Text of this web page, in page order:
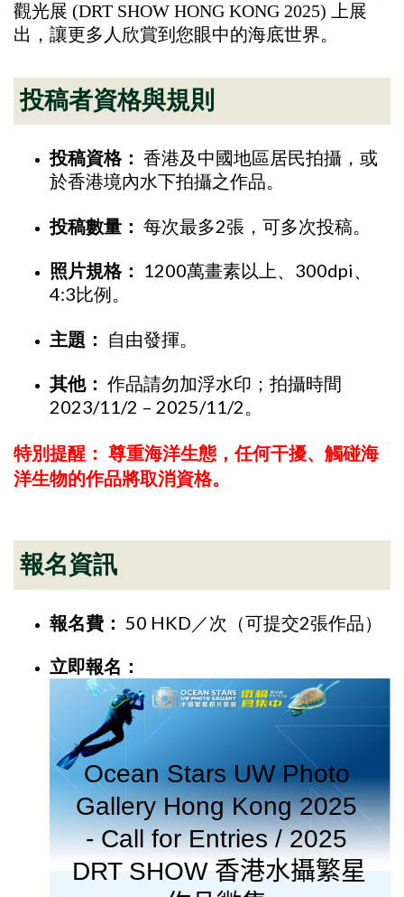
觀光展 (DRT SHOW HONG KONG 2025) 上展
出，讓更多人欣賞到您眼中的海底世界。
投稿者資格與規則
投稿資格： 香港及中國地區居民拍攝，或
於香港境內水下拍攝之作品。
投稿數量： 每次最多2張，可多次投稿。
照片規格： 1200萬畫素以上、300dpi、
4:3比例。
主題： 自由發揮。
其他： 作品請勿加浮水印；拍攝時間
2023/11/2 – 2025/11/2。
特別提醒： 尊重海洋生態，任何干擾、觸碰海
洋生物的作品將取消資格。
報名資訊
報名費： 50 HKD／次（可提交2張作品）
立即報名：